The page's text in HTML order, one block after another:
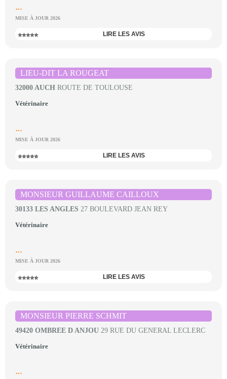
...
MISE À JOUR 2026
⭐⭐⭐⭐⭐ LIRE LES AVIS
LIEU-DIT LA ROUGEAT
32000 AUCH ROUTE DE TOULOUSE
Vétérinaire
...
MISE À JOUR 2026
⭐⭐⭐⭐⭐ LIRE LES AVIS
MONSIEUR GUILLAUME CAILLOUX
30133 LES ANGLES 27 BOULEVARD JEAN REY
Vétérinaire
...
MISE À JOUR 2026
⭐⭐⭐⭐⭐ LIRE LES AVIS
MONSIEUR PIERRE SCHMIT
49420 OMBREE D ANJOU 29 RUE DU GENERAL LECLERC
Vétérinaire
...